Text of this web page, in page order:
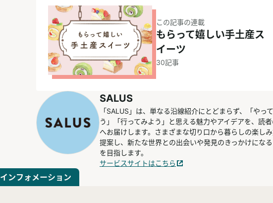
この記事の連載
もらって嬉しい手土産ス
イーツ
30記事
SALUS
「SALUS」は、単なる沿線紹介にとどまらず、「やっ
う」「行ってみよう」と思える魅力やアイデアを、読
へお届けします。さまざまな切り口から暮らしの楽し
提案し、新たな世界との出会いや発見のきっかけにな
を目指します。
サービスサイトはこちら
インフォメーション